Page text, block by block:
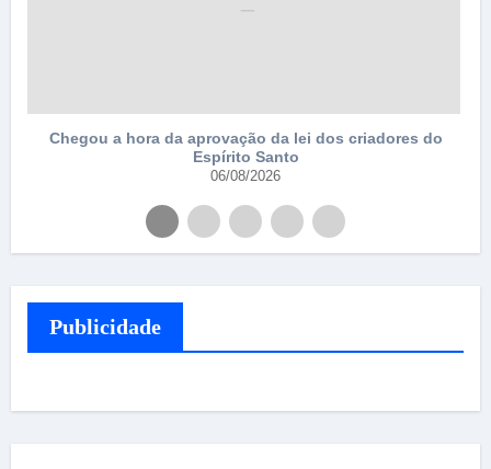
Chegou a hora da aprovação da lei dos criadores do
Espírito Santo
06/08/2026
Publicidade